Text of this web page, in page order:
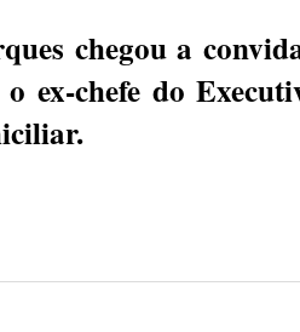
chegou a
o ex-chefe do